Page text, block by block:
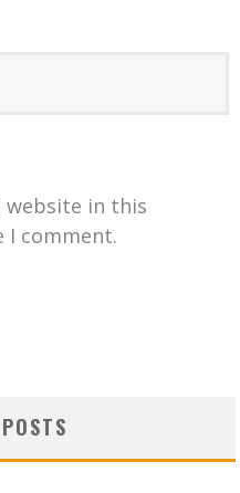
website in this
comment.